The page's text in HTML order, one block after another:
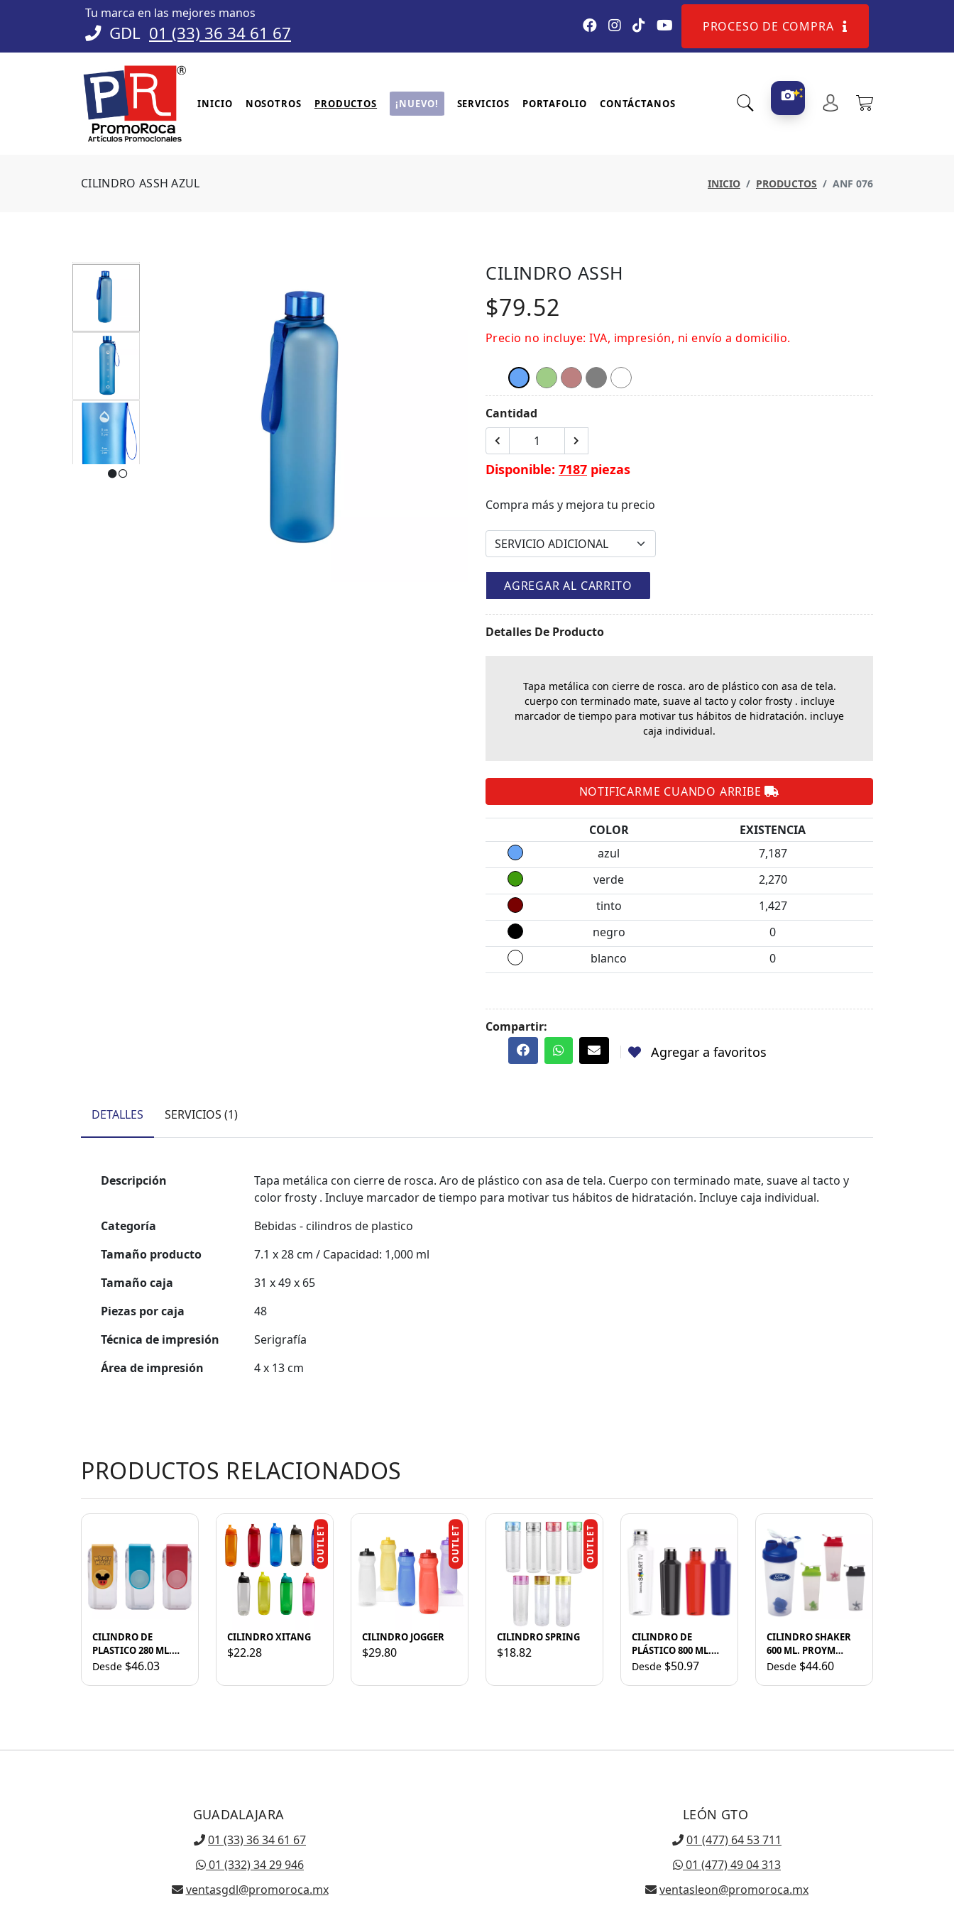
Tu marca en las mejores manos
GDL 01 (33) 36 34 61 67 PROCESO DE COMPRA
INICIO NOSOTROS PRODUCTOS ¡NUEVO! SERVICIOS PORTAFOLIO CONTÁCTANOS
CILINDRO ASSH AZUL INICIO PRODUCTOS ANF 076
CILINDRO ASSH
$79.52
Precio no incluye: IVA, impresión, ni envío a domicilio.
Cantidad
Disponible: 7187 piezas
Compra más y mejora tu precio
AGREGAR AL CARRITO
Detalles De Producto
Tapa metálica con cierre de rosca. aro de plástico con asa de tela.
cuerpo con terminado mate, suave al tacto y color frosty . incluye
marcador de tiempo para motivar tus hábitos de hidratación. incluye
caja individual.
NOTIFICARME CUANDO ARRIBE
COLOR
EXISTENCIA
azul
7,187
verde
2,270
tinto
1,427
negro
0
blanco
0
Compartir:
Agregar a favoritos
DETALLES SERVICIOS (1)
Descripción
Tapa metálica con cierre de rosca. Aro de plástico con asa de tela. Cuerpo con terminado mate, suave al tacto y
color frosty . Incluye marcador de tiempo para motivar tus hábitos de hidratación. Incluye caja individual.
Categoría
Bebidas - cilindros de plastico
Tamaño producto
7.1 x 28 cm / Capacidad: 1,000 ml
Tamaño caja
31 x 49 x 65
Piezas por caja
48
Técnica de impresión
Serigrafía
Área de impresión
4 x 13 cm
PRODUCTOS RELACIONADOS
CILINDRO DE
PLASTICO 280 ML.
JUICY A2346 ROSA
Desde $46.03
OUTLET
CILINDRO XITANG
$22.28
OUTLET
CILINDRO JOGGER
$29.80
OUTLET
CILINDRO SPRING
$18.82
CILINDRO DE
PLÁSTICO 800 ML.
ZENDA A2466 ROJO
Desde $50.97
CILINDRO SHAKER
600 ML. PROYM
A2652 AZUL
Desde $44.60
GUADALAJARA
01 (33) 36 34 61 67
01 (332) 34 29 946
ventasgdl@promoroca.mx
LEÓN GTO
01 (477) 64 53 711
01 (477) 49 04 313
ventasleon@promoroca.mx